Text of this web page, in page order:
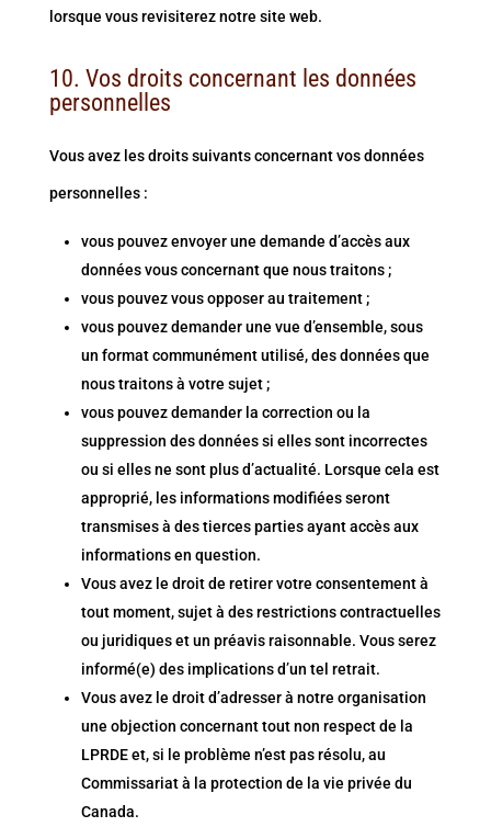
lorsque vous revisiterez notre site web.
10. Vos droits concernant les données
personnelles
Vous avez les droits suivants concernant vos données
personnelles :
vous pouvez envoyer une demande d’accès aux
données vous concernant que nous traitons ;
vous pouvez vous opposer au traitement ;
vous pouvez demander une vue d’ensemble, sous
un format communément utilisé, des données que
nous traitons à votre sujet ;
vous pouvez demander la correction ou la
suppression des données si elles sont incorrectes
ou si elles ne sont plus d’actualité. Lorsque cela est
approprié, les informations modifiées seront
transmises à des tierces parties ayant accès aux
informations en question.
Vous avez le droit de retirer votre consentement à
tout moment, sujet à des restrictions contractuelles
ou juridiques et un préavis raisonnable. Vous serez
informé(e) des implications d’un tel retrait.
Vous avez le droit d’adresser à notre organisation
une objection concernant tout non respect de la
LPRDE et, si le problème n’est pas résolu, au
Commissariat à la protection de la vie privée du
Canada.